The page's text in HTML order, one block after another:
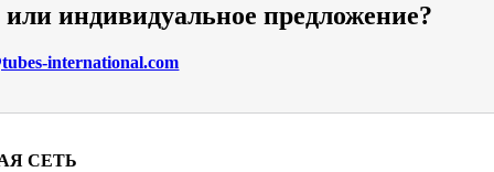
индивидуальное предложение?
international.com
СЕТЬ